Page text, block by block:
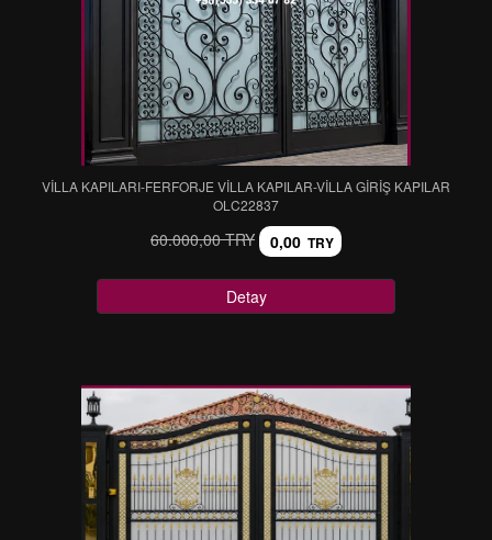
VİLLA KAPILARI-FERFORJE VİLLA KAPILAR-VİLLA GİRİŞ KAPILAR
OLC22837
60.000,00 TRY 0,00 TRY
Detay